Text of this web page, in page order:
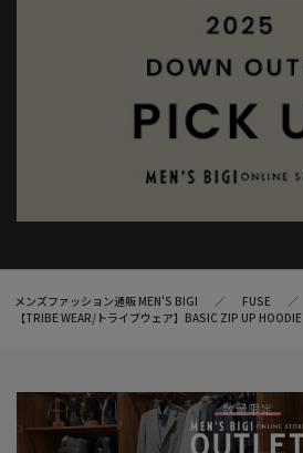
メンズファッション通販 MEN'S BIGI FUSE
【TRIBE WEAR/トライブウェア】BASIC ZIP UP HOODIE